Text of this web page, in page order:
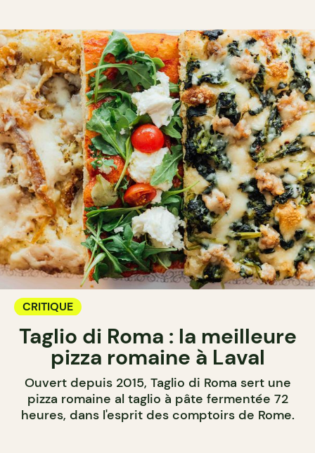
CRITIQUE
Taglio di Roma : la meilleure
pizza romaine à Laval
Ouvert depuis 2015, Taglio di Roma sert une
pizza romaine al taglio à pâte fermentée 72
heures, dans l'esprit des comptoirs de Rome.